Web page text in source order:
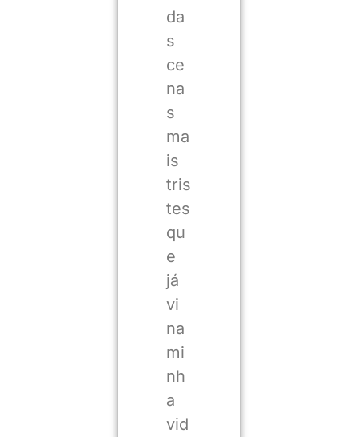
da
s
ce
na
s
ma
is
tris
tes
qu
e
já
vi
na
mi
nh
a
vid